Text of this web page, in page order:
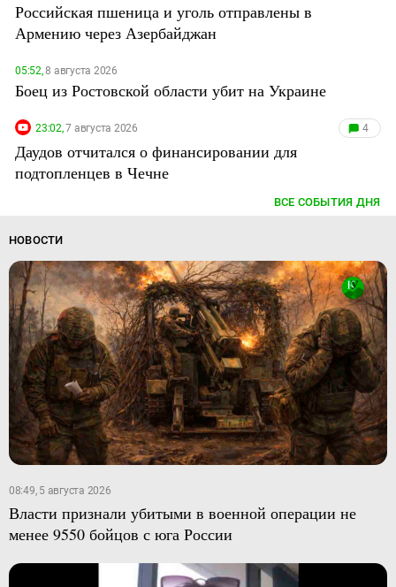
Российская пшеница и уголь отправлены в
Армению через Азербайджан
05:52,8 августа 2026
Боец из Ростовской области убит на Украине
23:02,7 августа 2026 4
Даудов отчитался о финансировании для
подтопленцев в Чечне
ВСЕ СОБЫТИЯ ДНЯ
НОВОСТИ
08:49, 5 августа 2026
Власти признали убитыми в военной операции не
менее 9550 бойцов с юга России